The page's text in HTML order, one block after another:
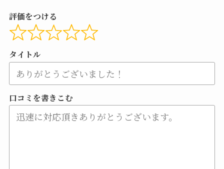
評価をつける
タイトル
口コミを書きこむ